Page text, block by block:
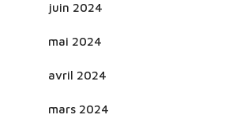
juin 2024
mai 2024
avril 2024
mars 2024